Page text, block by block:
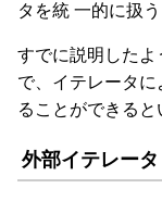
タを統 一的に扱
すでに説明した
で、イテレータ
ることができると
外部イテレータ